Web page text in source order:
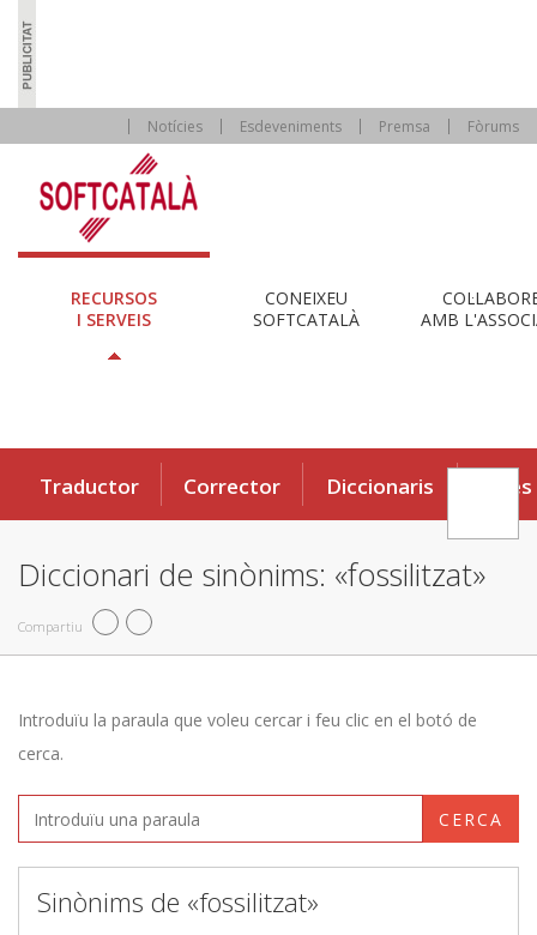
Notícies Esdeveniments Premsa Fòrums
RECURSOS
I SERVEIS
CONEIXEU
SOFTCATALÀ
AMB
Traductor Corrector Diccionaris Eines
Diccionari de sinònims: «fossilitzat»
Compartiu
Introduïu la paraula que voleu cercar i feu clic en el botó de
cerca.
CERCA
Sinònims de «fossilitzat»